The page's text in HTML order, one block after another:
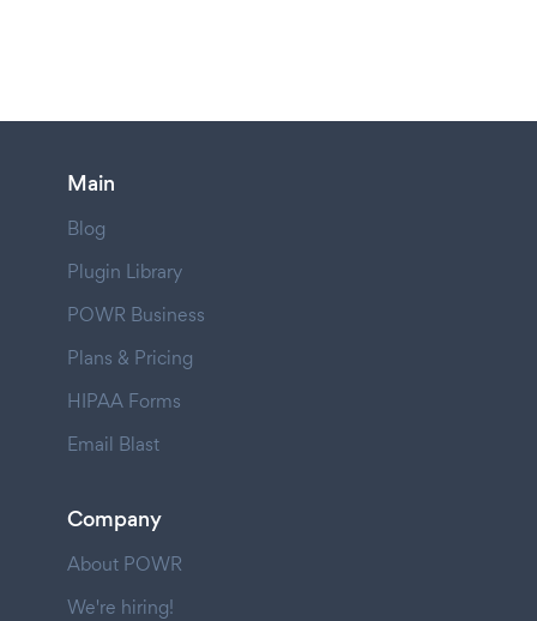
Main
Blog
Plugin Library
POWR Business
Plans & Pricing
HIPAA Forms
Email Blast
Company
About POWR
We're hiring!